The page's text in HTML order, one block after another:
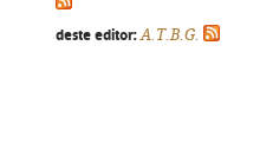
deste editor: A.T.B.G.